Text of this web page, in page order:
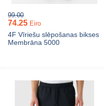
99.00
74.25 Eiro
4F Vīriešu slēpošanas bikses
Membrāna 5000